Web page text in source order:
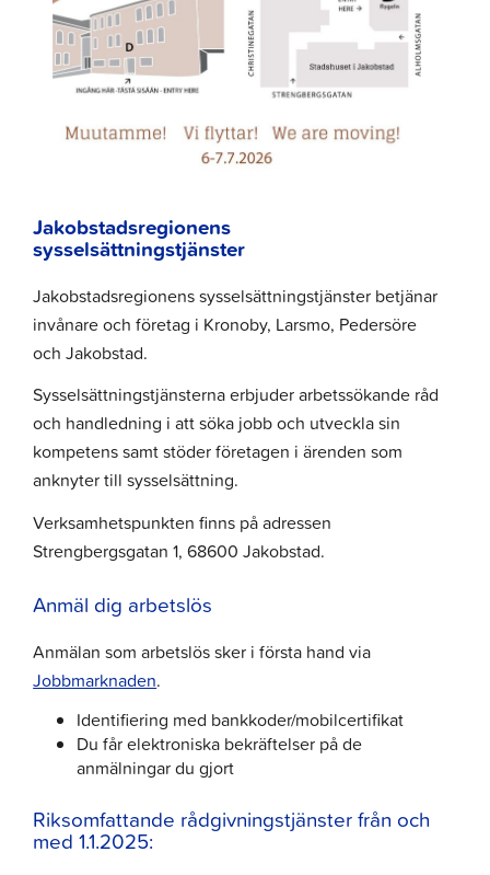
Jakobstadsregionens
sysselsättningstjänster
Jakobstadsregionens sysselsättningstjänster betjänar
invånare och företag i Kronoby, Larsmo, Pedersöre
och Jakobstad.
Sysselsättningstjänsterna erbjuder arbetssökande råd
och handledning i att söka jobb och utveckla sin
kompetens samt stöder företagen i ärenden som
anknyter till sysselsättning.
Verksamhetspunkten finns på adressen
Strengbergsgatan 1, 68600 Jakobstad.
Anmäl dig arbetslös
Anmälan som arbetslös sker i första hand via
Jobbmarknaden.
Identifiering med bankkoder/mobilcertifikat
Du får elektroniska bekräftelser på de
anmälningar du gjort
Riksomfattande rådgivningstjänster från och
med 1.1.2025: